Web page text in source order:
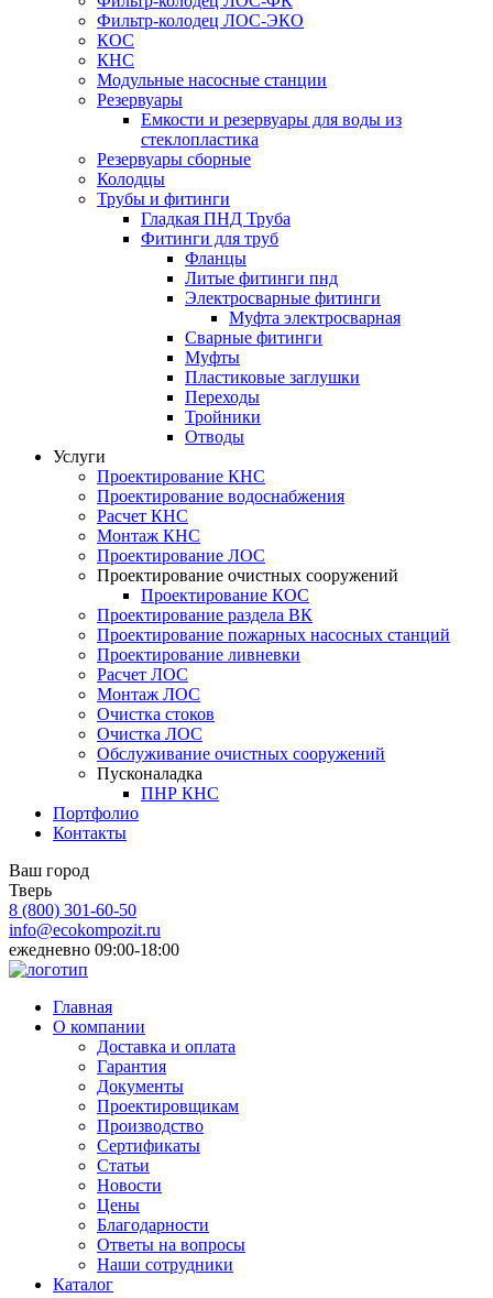
Фильтр-колодец ЛОС-ЭКО
КОС
КНС
Модульные насосные станции
Резервуары
Емкости и резервуары для воды из
стеклопластика
Резервуары сборные
Колодцы
Трубы и фитинги
Гладкая ПНД Труба
Фитинги для труб
Фланцы
Литые фитинги пнд
Электросварные фитинги
Муфта электросварная
Сварные фитинги
Муфты
Пластиковые заглушки
Переходы
Тройники
Отводы
Услуги
Проектирование КНС
Проектирование водоснабжения
Расчет КНС
Монтаж КНС
Проектирование ЛОС
Проектирование очистных сооружений
Проектирование КОС
Проектирование раздела ВК
Проектирование пожарных насосных станций
Проектирование ливневки
Расчет ЛОС
Монтаж ЛОС
Очистка стоков
Очистка ЛОС
Обслуживание очистных сооружений
Пусконаладка
ПНР КНС
Портфолио
Контакты
Ваш город
Тверь
8 (800) 301-60-50
info@ecokompozit.ru
ежедневно 09:00-18:00
Главная
О компании
Доставка и оплата
Гарантия
Документы
Проектировщикам
Производство
Сертификаты
Статьи
Новости
Цены
Благодарности
Ответы на вопросы
Наши сотрудники
Каталог